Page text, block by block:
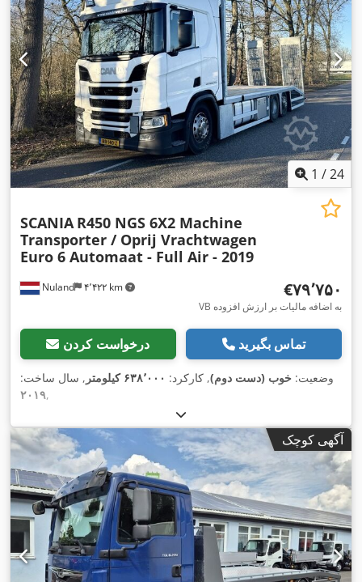
1 /24
Nuland ۴٬۴۲۲ km
SCANIA R450 NGS 6X2 Machine
Transporter / Oprij Vrachtwagen
Euro 6 Automaat - Full Air - 2019
‎€۷۹٬۷۵۰
VB به اضافه مالیات بر ارزش افزوده
درخواست کردن تماس بگیرید
وضعیت: خوب (دست دوم), کارکرد: ۶۳۸٬۰۰۰ کیلومتر
, سال ساخت:
۲۰۱۹,
آگهی کوچک